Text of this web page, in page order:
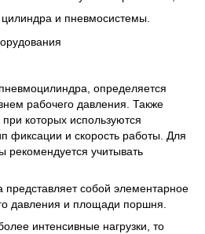
цилиндра и пневмосистемы.
определяется
рабочего давления. Также
которых используются
фиксации и скорость работы. Для
рекомендуется учитывать
собой элементарное
давления и площади поршня.
интенсивные нагрузки, то